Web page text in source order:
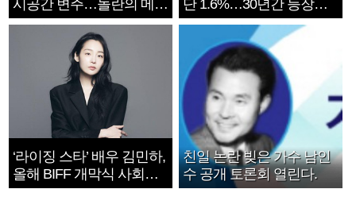
시공간 변주…놀란의 메시
지는 ‘전쟁 속죄’
단 1.6%…30년간 등장
1182개팀 전수조사
‘라이징 스타’ 배우 김민하,
올해 BIFF 개막식 사회자
확정
친일 논란 빚은 가수 남인
수 공개 토론회 열린다.